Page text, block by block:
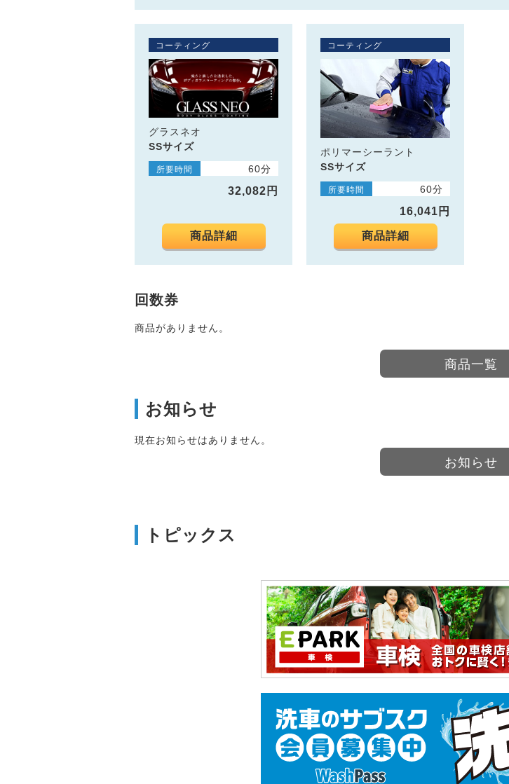
コーティング
グラスネオ
SSサイズ
所要時間 60分
32,082円
商品詳細
コーティング
ポリマーシーラント
SSサイズ
所要時間 60分
16,041円
商品詳細
回数券
商品がありません。
商品一覧
お知らせ
現在お知らせはありません。
お知らせ
トピックス